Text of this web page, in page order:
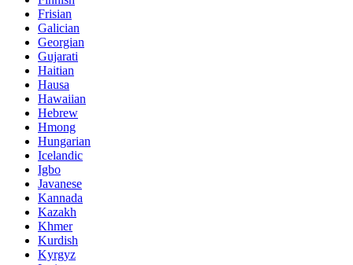
Frisian
Galician
Georgian
Gujarati
Haitian
Hausa
Hawaiian
Hebrew
Hmong
Hungarian
Icelandic
Igbo
Javanese
Kannada
Kazakh
Khmer
Kurdish
Kyrgyz